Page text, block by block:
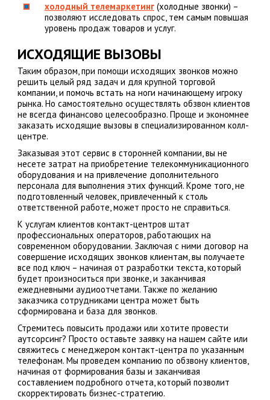
холодный телемаркетинг(холодные звонки) –
позволяют исследовать спрос, тем самым повышая
уровень продаж товаров и услуг.
ИСХОДЯЩИЕ ВЫЗОВЫ
Таким образом, при помощи исходящих звонков можно
решить целый ряд задач и для крупной торговой
компании, и помочь встать на ноги начинающему игроку
рынка. Но самостоятельно осуществлять обзвон клиентов
не всегда финансово целесообразно. Проще и экономнее
заказать исходящие вызовы в специализированном колл-
центре.
Заказывая этот сервис в сторонней компании, вы не
несете затрат на приобретение телекоммуникационного
оборудования и на привлечение дополнительного
персонала для выполнения этих функций. Кроме того, не
подготовленный человек, привлеченный к столь
ответственной работе, может просто не справиться.
К услугам клиентов контакт-центров штат
профессиональных операторов, работающих на
современном оборудовании. Заключая с ними договор на
совершение исходящих звонков клиентам, вы получаете
все под ключ – начиная от разработки текста, который
будет произноситься при звонке, и заканчивая
ежедневными аудиоотчетами. Также по желанию
заказчика сотрудниками центра может быть
сформирована и база для звонков.
Стремитесь повысить продажи или хотите провести
аутсорсинг? Просто оставьте заявку на нашем сайте или
свяжитесь с менеджером контакт-центра по указанным
телефонам. Мы проведем компанию по обзвону клиентов,
начиная от формирования базы и заканчивая
составлением подробного отчета, который позволит
скорректировать бизнес-стратегию.